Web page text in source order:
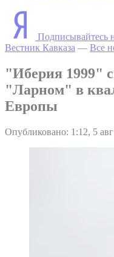
Подписывайтесь
Вестник Кавказа — Все
"Иберия 1999"
"Ларном" в
Европы
Опубликовано: 1:12, 5